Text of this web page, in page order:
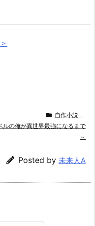
自作小説 ,
の俺が異世界最強になるまで
～
Posted by 未来人A